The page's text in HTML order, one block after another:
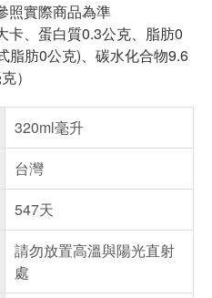
照實際商品為準
卡、蛋白質0.3公克、脂肪0
脂肪0公克)、碳水化合物9.6
）
320ml毫升
台灣
547天
請勿放置高溫與陽光直射
處